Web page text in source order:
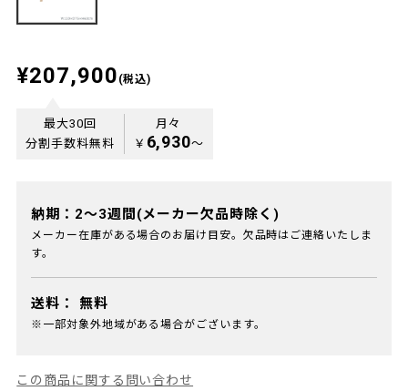
¥207,900 (税込)
最大30回
分割手数料無料
月々
￥ 6,930〜
納期：2～3週間(メーカー欠品時除く)
メーカー在庫がある場合のお届け目安。欠品時はご連絡いたしま
す。
送料： 無料
※一部対象外地域がある場合がございます。
この商品に関する問い合わせ